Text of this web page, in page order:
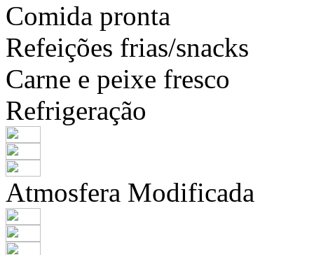
Comida pronta
Refeições frias/snacks
Carne e peixe fresco
Refrigeração
Atmosfera Modificada